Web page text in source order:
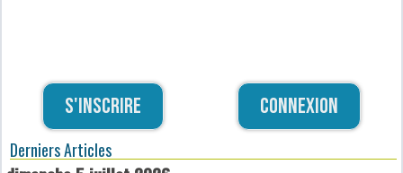
S'inscrire Connexion
Derniers Articles